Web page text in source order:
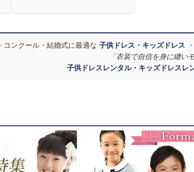
コンクール・結婚式に最適な 子供ドレス・キッズドレス
「衣装で自信を身に纏
子供ドレスレンタル・キッズドレスレ